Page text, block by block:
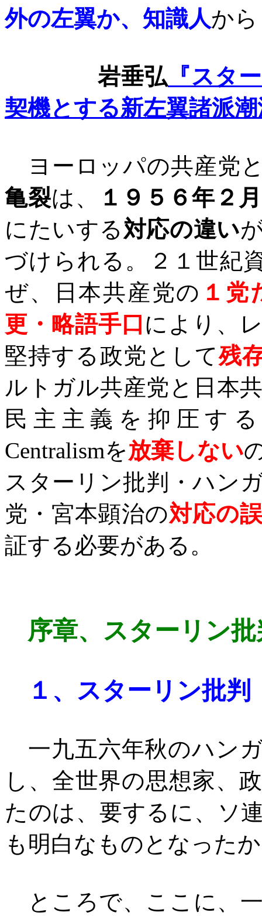
外の左翼か、知識人か
岩垂弘 『スタ
契機とする新左翼諸派
ヨーロッパの共産党
亀裂は、
１９５６年２
にたいする対応の違い
づけられる。２１世紀
ぜ、日本共産党の １党
更・略語手口 により、
堅持する政党として残
ルトガル共産党と日本
民主主義を抑圧す
Centralismを放棄しない
スターリン批判・ハン
党・宮本顕治の対応の
証する必要がある。
序章、スターリン
１、スターリン批判
一九五六年秋のハン
し、全世界の思想家、
たのは、要するに、ソ
も明白なものとなった
ところで、ここに、